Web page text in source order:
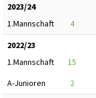
2023/24
1.Mannschaft
4
2022/23
1.Mannschaft
15
A-Junioren
2